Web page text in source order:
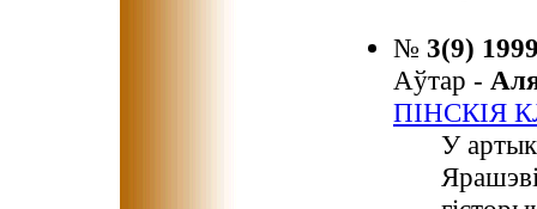
№ 3(9)
Аўтар -
ПІНСКІЯ
У